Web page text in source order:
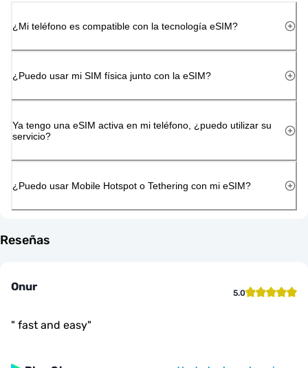
¿Mi teléfono es compatible con la tecnología eSIM?
¿Puedo usar mi SIM física junto con la eSIM?
Ya tengo una eSIM activa en mi teléfono, ¿puedo utilizar su
servicio?
¿Puedo usar Mobile Hotspot o Tethering con mi eSIM?
Reseñas
Onur 5.0
" fast and easy"